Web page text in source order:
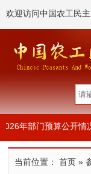
欢迎访问中国农工民
年部门预算公开情
当前位置： 首页 »